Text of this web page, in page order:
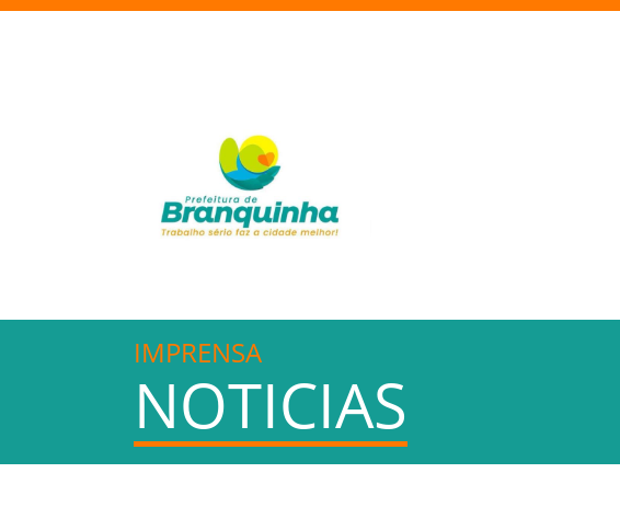
IMPRENSA
NOTICIAS